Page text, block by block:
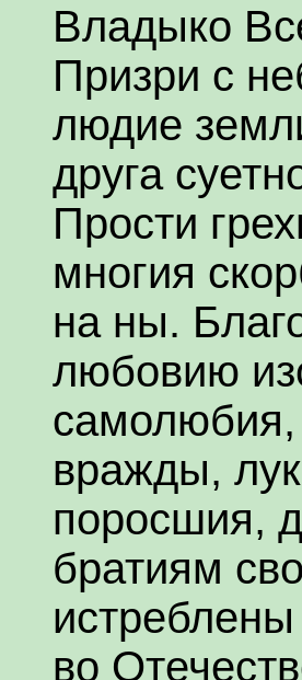
Владыко
Призри с
людие
друга
Прости
многия
на ны.
любовию
самолюбия,
вражды,
поросшия,
братиям
во